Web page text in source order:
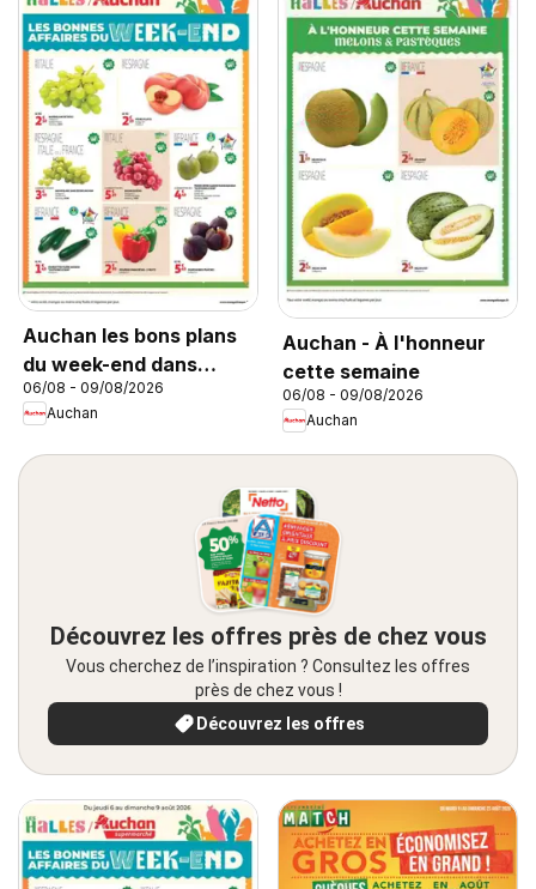
Auchan les bons plans
du week-end dans
votre hyper
06/08 - 09/08/2026
Auchan
Auchan - À l'honneur
cette semaine
06/08 - 09/08/2026
Auchan
Découvrez les offres près de chez vous
Vous cherchez de l’inspiration ? Consultez les offres
près de chez vous !
Découvrez les offres